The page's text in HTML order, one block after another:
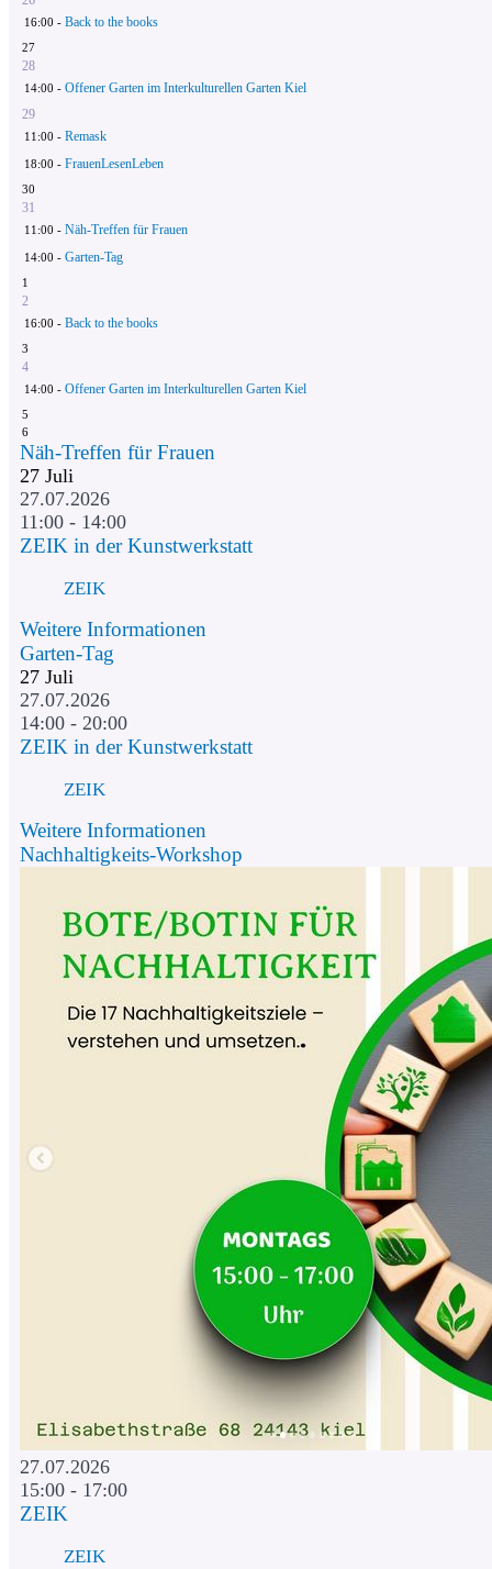
16:00 - Back to the books
27
28
14:00 - Offener Garten im Interkulturellen Garten Kiel
29
11:00 - Remask
18:00 - FrauenLesenLeben
30
31
11:00 - Näh-Treffen für Frauen
14:00 - Garten-Tag
1
2
16:00 - Back to the books
3
4
14:00 - Offener Garten im Interkulturellen Garten Kiel
5
6
Näh-Treffen für Frauen
27 Juli
27.07.2026
11:00 - 14:00
ZEIK in der Kunstwerkstatt
ZEIK
Weitere Informationen
Garten-Tag
27 Juli
27.07.2026
14:00 - 20:00
ZEIK in der Kunstwerkstatt
ZEIK
Weitere Informationen
Nachhaltigkeits-Workshop
27.07.2026
15:00 - 17:00
ZEIK
ZEIK